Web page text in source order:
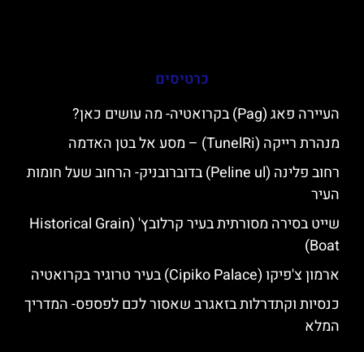
כרטיסים
העיירה פאג (Pag) בקרואטיה- מה עושים כאן?
מנהרת רייקה (TunelRi) – מסע אל בטן האדמה
רחוב פלינה (Peline ul) בדוברובניק- הרחוב שעל חומות
העיר
שייט בסירה מסורתית בעיר קרלובץ' (Historical Grain
Boat)
ארמון צ'פיקו (Cipiko Palace) בעיר טרוגיר בקרואטיה
כנסיות וקתדרלות בזאגרב שאסור לכם לפספס- המדריך
המלא